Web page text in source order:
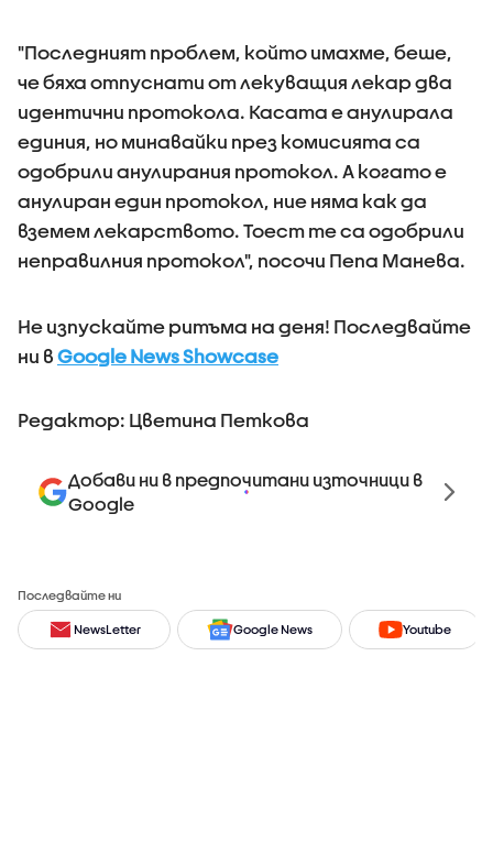
"Последният проблем, който имахме, беше,
че бяха отпуснати от лекуващия лекар два
идентични протокола. Касата е анулирала
единия, но минавайки през комисията са
одобрили анулирания протокол. А когато е
анулиран един протокол, ние няма как да
вземем лекарството. Тоест те са одобрили
неправилния протокол", посочи Пепа Манева.
Не изпускайте ритъма на деня! Последвайте
ни в Google News Showcase
Редактор: Цветина Петкова
Добави ни в предпочитани източници в
Google
Последвайте ни
NewsLetter Google News Youtube